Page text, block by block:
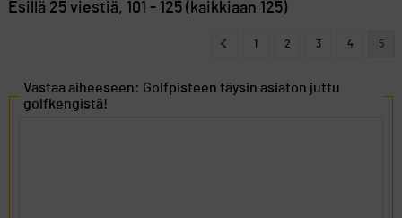
Esillä 25 viestiä, 101 - 125 (kaikkiaan 125)
1 2 3 4 5
Vastaa aiheeseen: Golfpisteen täysin asiaton juttu
golfkengistä!